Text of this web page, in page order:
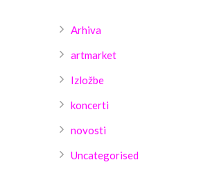
Arhiva
artmarket
Izložbe
koncerti
novosti
Uncategorised